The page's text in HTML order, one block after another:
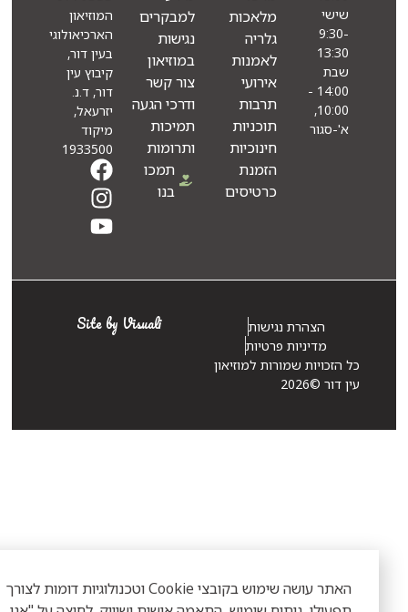
מלאכות
גלריה
לאמנות
אירועי
תרבות
תוכניות
למבקרים
נגישות
במוזיאון
צור קשר
ודרכי הגעה
תמיכות
ותרומות
בנו
המוזיאון
הארכיאולוגי
בעין דור,
קיבוץ עין
דור, ד.נ.
יזרעאל,
מיקוד
1933500
הצהרת נגישות
מדיניות פרטיות
הזכויות שמורות למוזיאון
Site by Visuali
האתר עושה שימוש בקובצי Cookie וטכנולוגיות דומות לצורך